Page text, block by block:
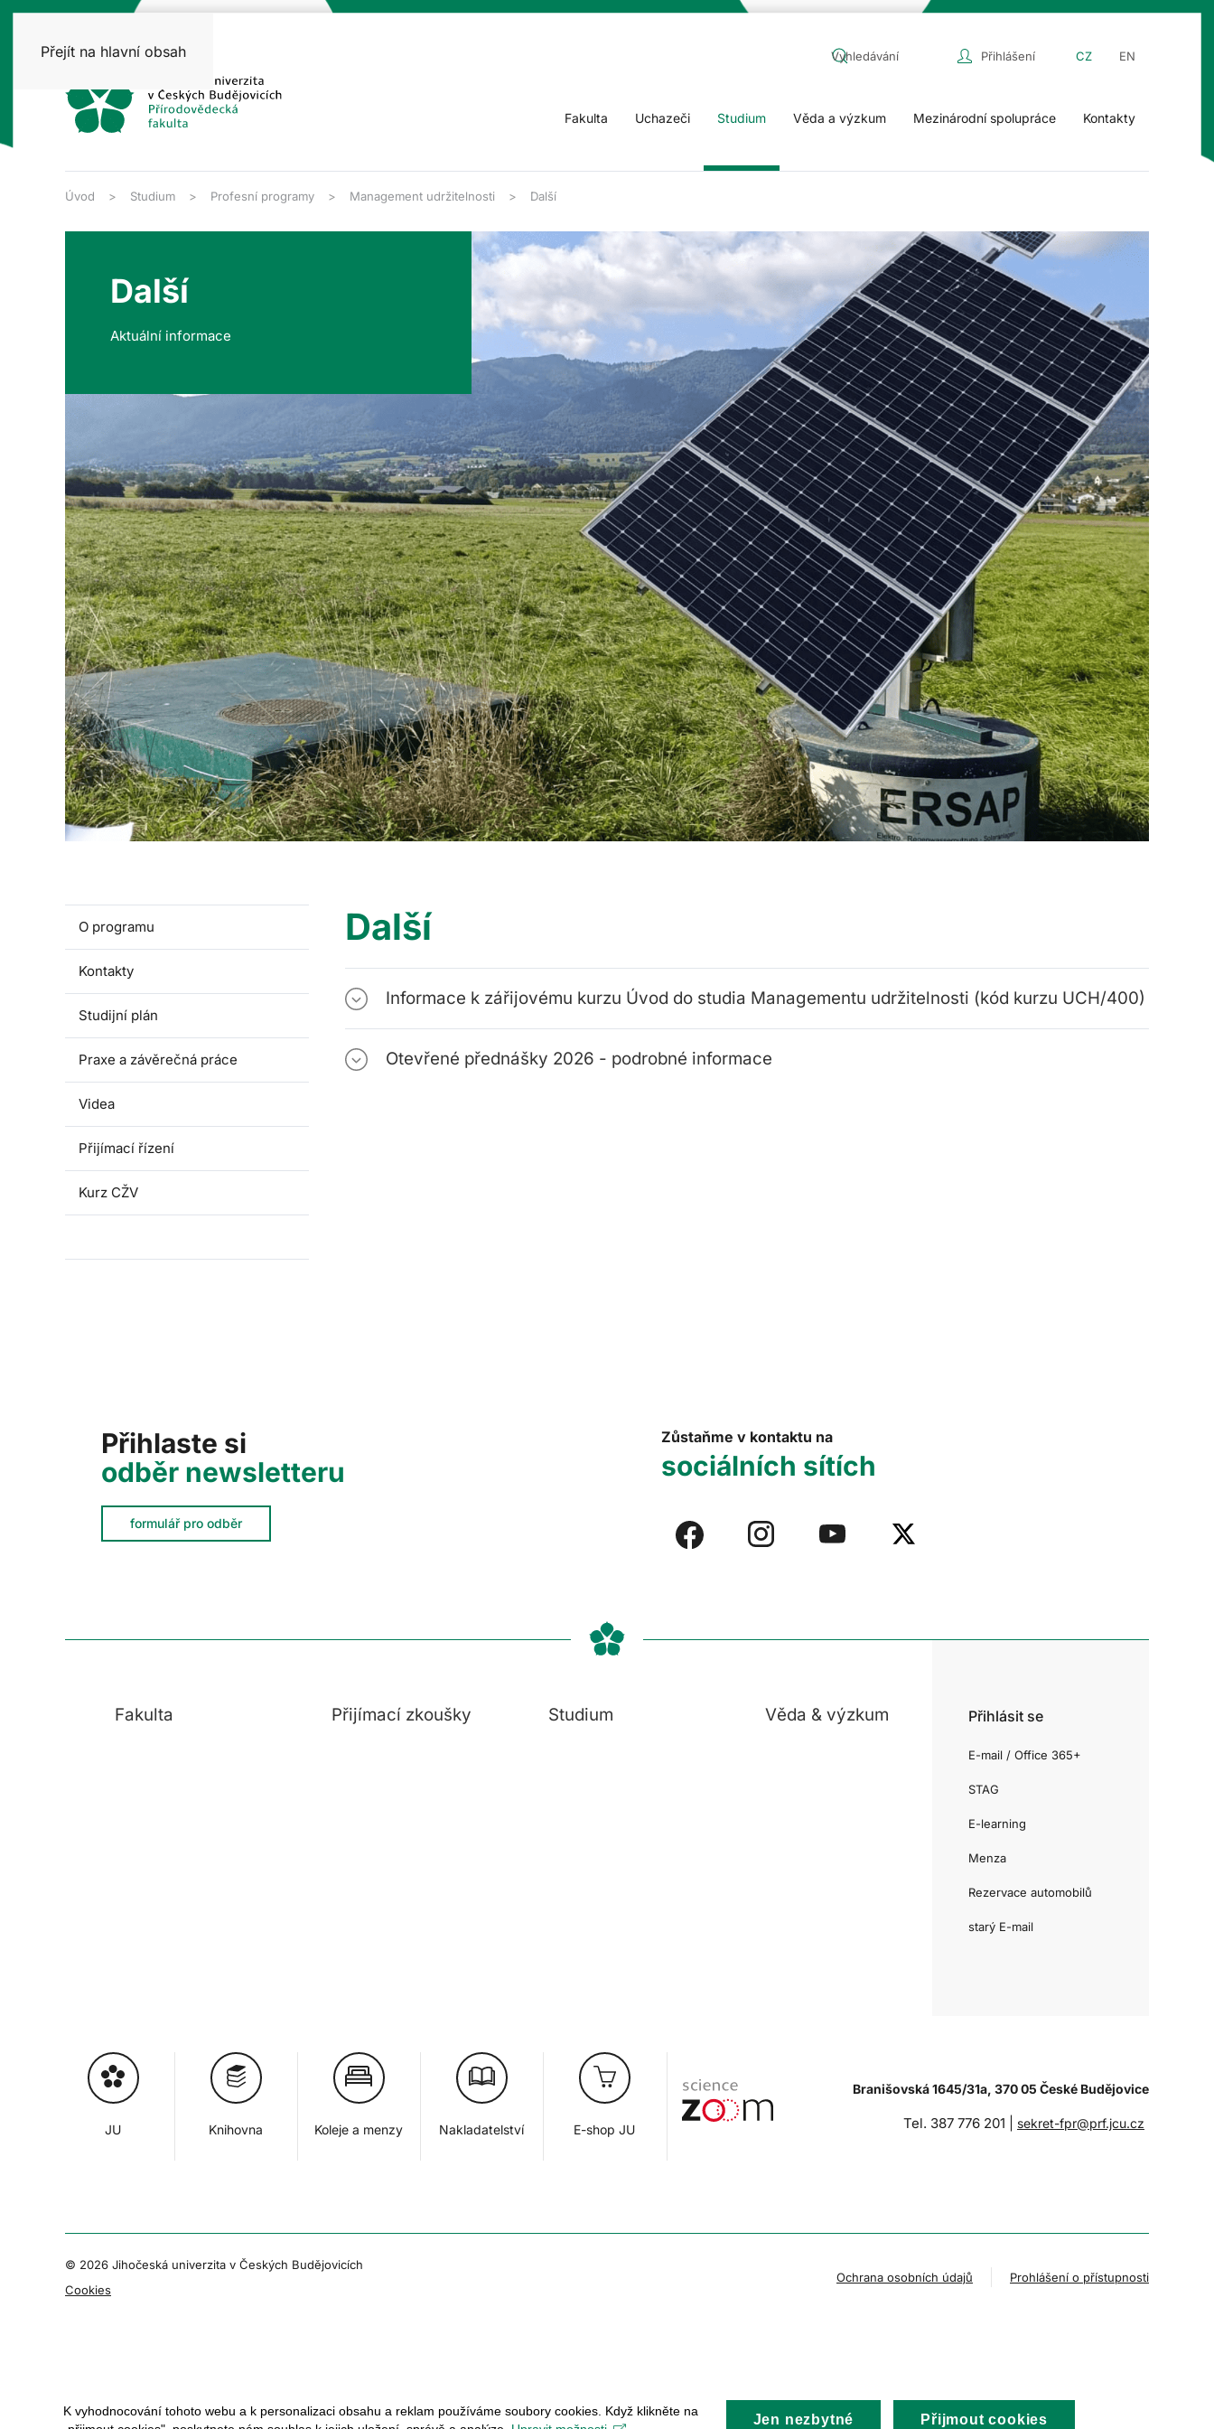
Přejít na hlavní obsah Přihlášení CZ EN
Fakulta Uchazeči Studium Věda a výzkum Mezinárodní spolupráce Kontakty
Úvod Studium Profesní programy Management udržitelnosti Další
Další
Aktuální informace
O programu
Kontakty
Studijní plán
Praxe a závěrečná práce
Videa
Přijímací řízení
Kurz CŽV
Další
Informace k zářijovému kurzu Úvod do studia Managementu udržitelnosti (kód kurzu UCH/400)
Otevřené přednášky 2026 - podrobné informace
Přihlaste si
odběr newsletteru
formulář pro odběr
Zůstaňme v kontaktu na
sociálních sítích
Fakulta Přijímací zkoušky Studium Věda & výzkum Přihlásit se
E-mail / Office 365+
STAG
E-learning
Menza
Rezervace automobilů
starý E-mail
JU Knihovna Koleje a menzy Nakladatelství E-shop JU
Branišovská 1645/31a, 370 05 České Budějovice
Tel. 387 776 201 | sekret-fpr@prf.jcu.cz
© 2026 Jihočeská univerzita v Českých Budějovicích
Cookies
Ochrana osobních údajů Prohlášení o přístupnosti
K vyhodnocování tohoto webu a k personalizaci obsahu a reklam používáme soubory cookies. Když klikněte na
Jen nezbytné Přijmout cookies